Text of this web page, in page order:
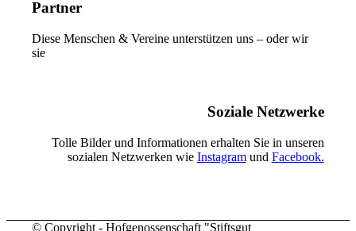
Partner
Diese Menschen & Vereine unterstützen uns – oder wir
sie
Soziale Netzwerke
Tolle Bilder und Informationen erhalten Sie in unseren
sozialen Netzwerken wie Instagramund Facebook.
© Copyright - Hofgenossenschaft "Stiftsgut